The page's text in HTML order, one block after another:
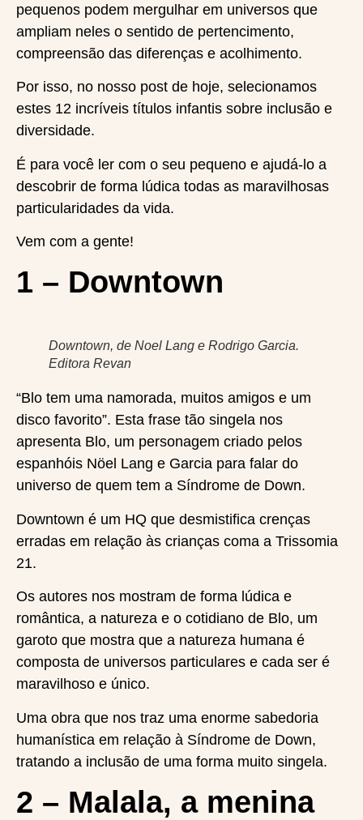
pequenos podem mergulhar em universos que
ampliam neles o sentido de pertencimento,
compreensão das diferenças e acolhimento.
Por isso, no nosso post de hoje, selecionamos
estes 12 incríveis títulos infantis sobre inclusão e
diversidade.
É para você ler com o seu pequeno e ajudá-lo a
descobrir de forma lúdica todas as maravilhosas
particularidades da vida.
Vem com a gente!
1 – Downtown
Downtown, de Noel Lang e Rodrigo Garcia.
Editora Revan
“Blo tem uma namorada, muitos amigos e um
disco favorito”. Esta frase tão singela nos
apresenta Blo, um personagem criado pelos
espanhóis Nöel Lang e Garcia para falar do
universo de quem tem a Síndrome de Down.
Downtown é um HQ que desmistifica crenças
erradas em relação às crianças coma a Trissomia
21.
Os autores nos mostram de forma lúdica e
romântica, a natureza e o cotidiano de Blo, um
garoto que mostra que a natureza humana é
composta de universos particulares e cada ser é
maravilhoso e único.
Uma obra que nos traz uma enorme sabedoria
humanística em relação à Síndrome de Down,
tratando a inclusão de uma forma muito singela.
2 – Malala, a menina